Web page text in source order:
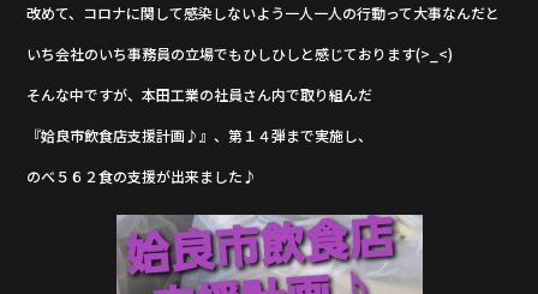
改めて、コロナに関して感染しないよう一人一人の行動って大事なんだと
いち会社のいち事務員の立場でもひしひしと感じております(>_<)
そんな中ですが、本田工業の社員さん内で取り組んだ
『姶良市飲食店支援計画♪』、第１４弾まで実施し、
のべ５６２食の支援が出来ました♪